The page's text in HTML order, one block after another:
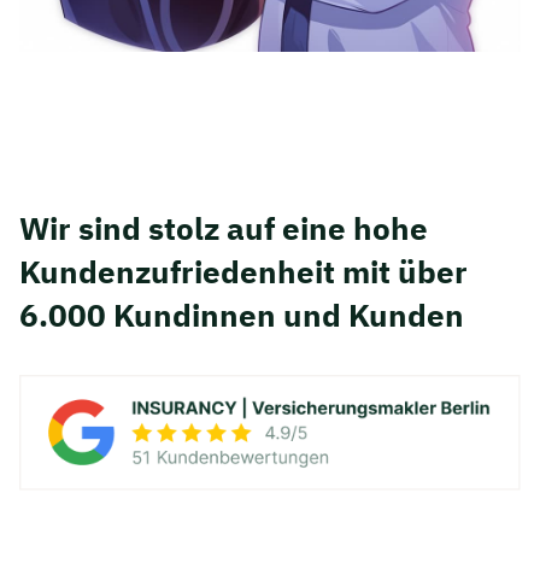
Wir sind stolz auf eine hohe
Kunden­zufriedenheit mit über
6.000 Kundinnen und Kunden